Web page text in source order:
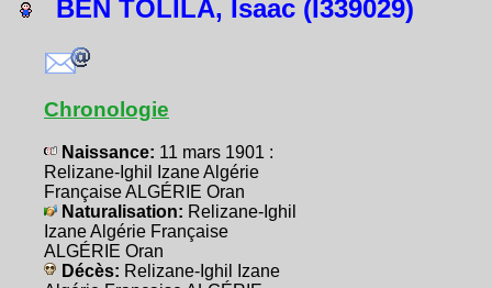
BEN TOLILA, Isaac (I339029)
Chronologie
Naissance: 11 mars 1901 :
Relizane-Ighil Izane Algérie
Française ALGÉRIE Oran
Naturalisation: Relizane-Ighil
Izane Algérie Française
ALGÉRIE Oran
Décès: Relizane-Ighil Izane